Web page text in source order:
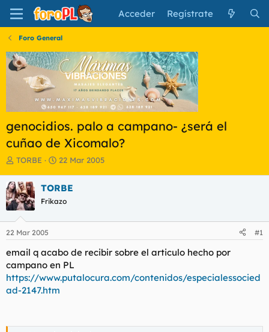
Acceder Regístrate
Foro General
genocidios. palo a campano- ¿será el
cuñao de Xicomalo?
I
i
c
i
a
d
o
d
e
l
t
TORBE
F
h
a
e
i
c
i
o
22 Mar 2005
TORBE
Frikazo
22 Mar 2005 #1
email q acabo de recibir sobre el articulo hecho por
campano en PL
https://www.putalocura.com/contenidos/especialessocied
ad-2147.htm